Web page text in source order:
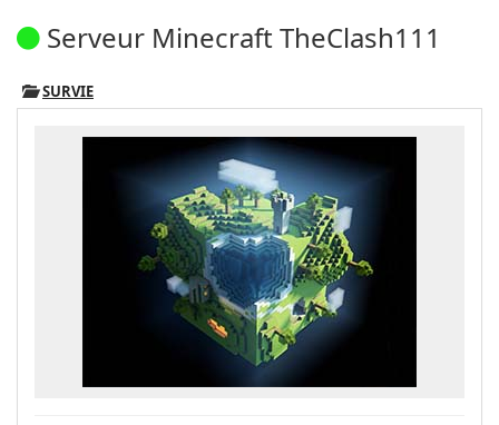
Serveur Minecraft TheClash111
SURVIE